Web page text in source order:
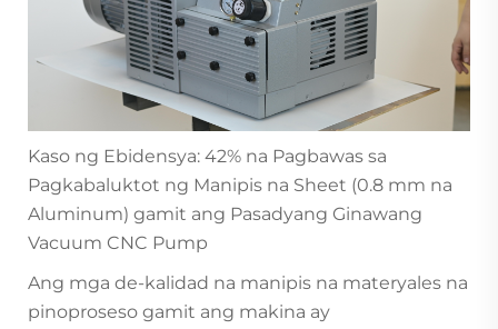
Kaso ng Ebidensya: 42% na Pagbawas sa
Pagkabaluktot ng Manipis na Sheet (0.8 mm na
Aluminum) gamit ang Pasadyang Ginawang
Vacuum CNC Pump
Ang mga de-kalidad na manipis na materyales na
pinoproseso gamit ang makina ay